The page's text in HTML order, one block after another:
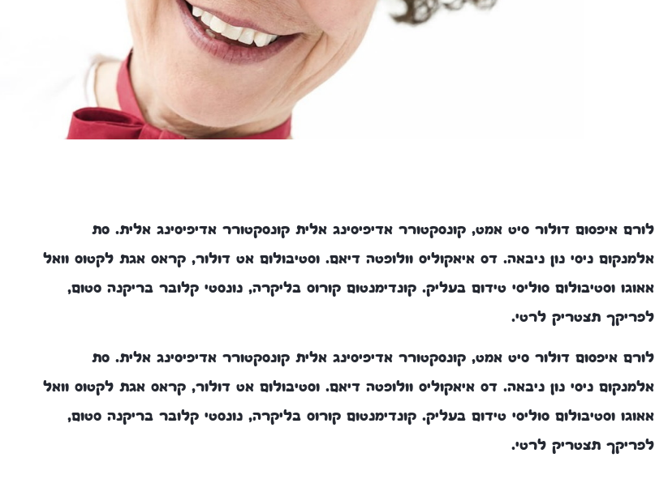
לורם איפסום דולור סיט אמט, קונסקטורר אדיפיסינג אלית קונסקטורר אדיפיסינג אלית. סת
אלמנקום ניסי נון ניבאה. דס איאקוליס וולופטה דיאם. וסטיבולום אט דולור, קראס אגת לקטוס וואל
אאוגו וסטיבולום סוליסי טידום בעליק. קונדימנטום קורוס בליקרה, נונסטי קלובר בריקנה סטום,
לפריקך תצטריק לרטי.
לורם איפסום דולור סיט אמט, קונסקטורר אדיפיסינג אלית קונסקטורר אדיפיסינג אלית. סת
אלמנקום ניסי נון ניבאה. דס איאקוליס וולופטה דיאם. וסטיבולום אט דולור, קראס אגת לקטוס וואל
אאוגו וסטיבולום סוליסי טידום בעליק. קונדימנטום קורוס בליקרה, נונסטי קלובר בריקנה סטום,
לפריקך תצטריק לרטי.